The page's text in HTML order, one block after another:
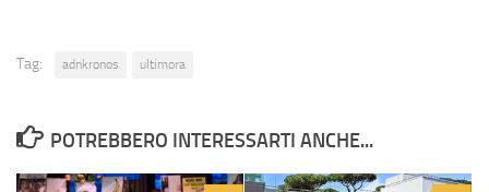
Tag: adnkronos ultimora
POTREBBERO INTERESSARTI ANCHE...